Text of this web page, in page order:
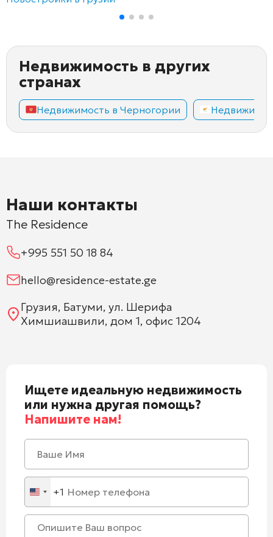
Недвижимость в других
странах
Недвижимость в Черногории
Наши контакты
The Residence
+995 551 50 18 84
hello@residence-estate.ge
Грузия, Батуми, ул. Шерифа
Химшиашвили, дом 1, офис 1204
Ищете идеальную недвижимость
или нужна другая помощь?
Напишите нам!
United
States
+1
+1